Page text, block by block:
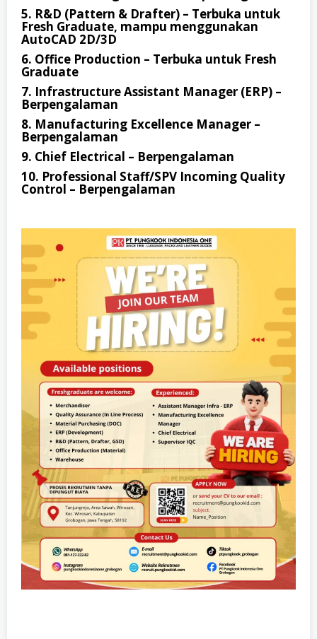
5. R&D (Pattern & Drafter) – Terbuka untuk
Fresh Graduate, mampu menggunakan
AutoCAD 2D/3D
6. Office Production – Terbuka untuk Fresh
Graduate
7. Infrastructure Assistant Manager (ERP) –
Berpengalaman
8. Manufacturing Excellence Manager –
Berpengalaman
9. Chief Electrical – Berpengalaman
10. Professional Staff/SPV Incoming Quality
Control – Berpengalaman